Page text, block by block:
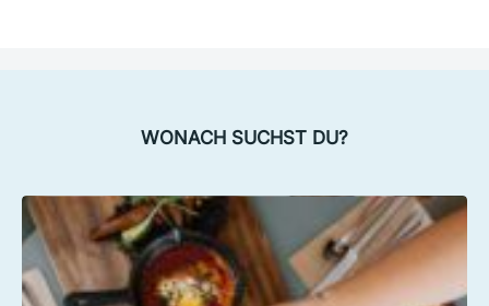
WONACH SUCHST DU?